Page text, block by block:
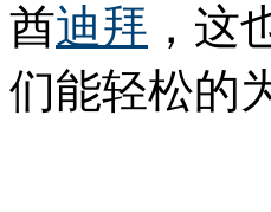
酋迪拜 ，这
们能轻松的